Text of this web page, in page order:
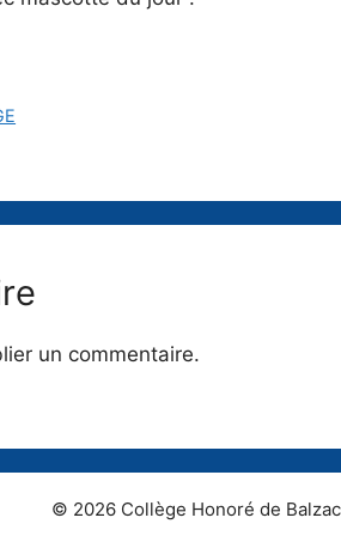
un commentaire.
© 2026 Collège Honoré de